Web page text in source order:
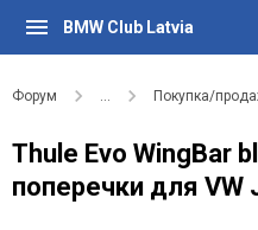
BMW Club Latvia
Форум ... Покупка/
Thule Evo WingBar
поперечки для VW